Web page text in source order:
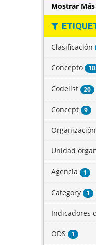
Mostrar
Clasificación
Concepto
Codelist 20
Concept 9
Organización
Unidad
Agencia 1
Category 1
Indicadores
ODS 1